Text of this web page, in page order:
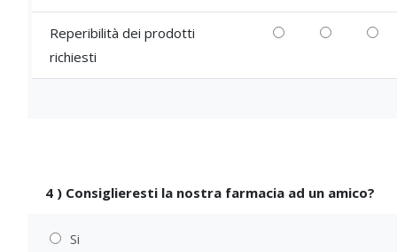
Reperibilità dei prodotti
richiesti
4 ) Consiglieresti la nostra farmacia ad un amico?
Si